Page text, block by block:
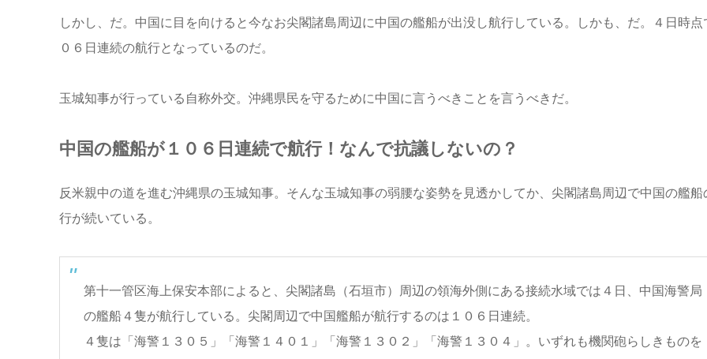
しかし、だ。中国に目を向けると今なお尖閣諸島周辺に中国の艦船が出没し航行している。しかも、だ。４日時点
０６日連続の航行となっているのだ。
玉城知事が行っている自称外交。沖縄県民を守るために中国に言うべきことを言うべきだ。
中国の艦船が１０６日連続で航行！なんで抗議しないの？
反米親中の道を進む沖縄県の玉城知事。そんな玉城知事の弱腰な姿勢を見透かしてか、尖閣諸島周辺で中国の艦船
行が続いている。
第十一管区海上保安本部によると、尖閣諸島（石垣市）周辺の領海外側にある接続水域では４日、中国海警局
の艦船４隻が航行している。尖閣周辺で中国艦船が航行するのは１０６日連続。
４隻は「海警１３０５」「海警１４０１」「海警１３０２」「海警１３０４」。いずれも機関砲らしきものを